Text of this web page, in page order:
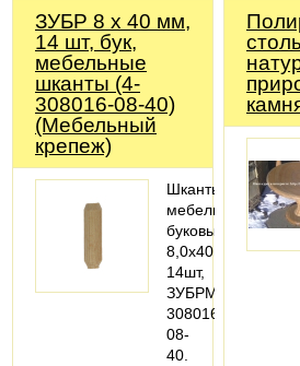
ЗУБР 8 x 40 мм,
14 шт, бук,
мебельные
шканты (4-
308016-08-40)
(Мебельный
крепеж)
Шканты
мебельные
буковые,
8,0x40мм,
14шт,
ЗУБРМастер4-
308016-
08-
40.